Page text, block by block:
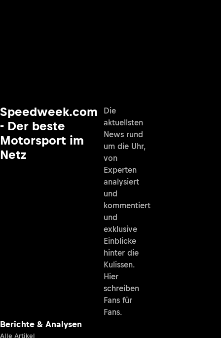
Speedweek.com
- Der beste
Motorsport im
Netz
Die
aktuellsten
News rund
um die Uhr,
von
Experten
analysiert
und
kommentiert
und
exklusive
Einblicke
hinter die
Kulissen.
Hier
schreiben
Fans für
Fans.
Berichte & Analysen
Alle Artikel